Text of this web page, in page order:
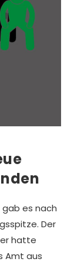
gab es nach
Der
hatte
Amt aus